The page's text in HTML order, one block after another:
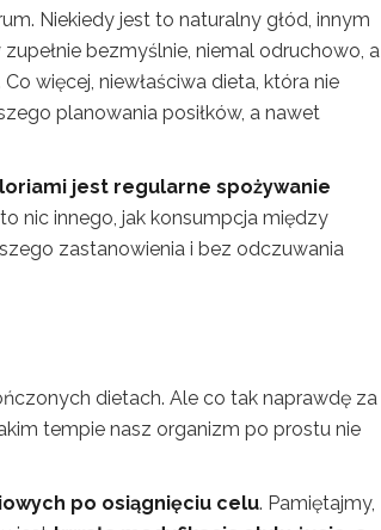
Niekiedy jest to naturalny głód, innym
bezmyślnie, niemal odruchowo, a
więcej, niewłaściwa dieta, która nie
planowania posiłków, a nawet
jest regularne spożywanie
nic innego, jak konsumpcja między
zastanowienia i bez odczuwania
dietach. Ale co tak naprawdę za
tempie nasz organizm po prostu nie
po osiągnięciu celu. Pamiętajmy,